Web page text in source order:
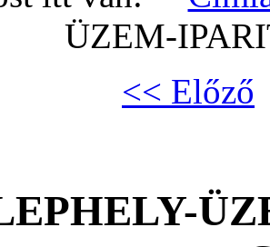
ÜZEM-
<< Előző